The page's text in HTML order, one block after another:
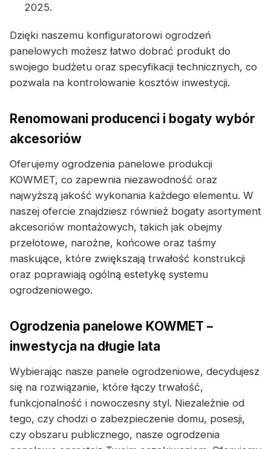
2025.
Dzięki naszemu konfiguratorowi ogrodzeń
panelowych możesz łatwo dobrać produkt do
swojego budżetu oraz specyfikacji technicznych, co
pozwala na kontrolowanie kosztów inwestycji.
Renomowani producenci i bogaty wybór
akcesoriów
Oferujemy ogrodzenia panelowe produkcji
KOWMET, co zapewnia niezawodność oraz
najwyższą jakość wykonania każdego elementu. W
naszej ofercie znajdziesz również bogaty asortyment
akcesoriów montażowych, takich jak obejmy
przelotowe, narożne, końcowe oraz taśmy
maskujące, które zwiększają trwałość konstrukcji
oraz poprawiają ogólną estetykę systemu
ogrodzeniowego.
Ogrodzenia panelowe KOWMET –
inwestycja na długie lata
Wybierając nasze panele ogrodzeniowe, decydujesz
się na rozwiązanie, które łączy trwałość,
funkcjonalność i nowoczesny styl. Niezależnie od
tego, czy chodzi o zabezpieczenie domu, posesji,
czy obszaru publicznego, nasze ogrodzenia